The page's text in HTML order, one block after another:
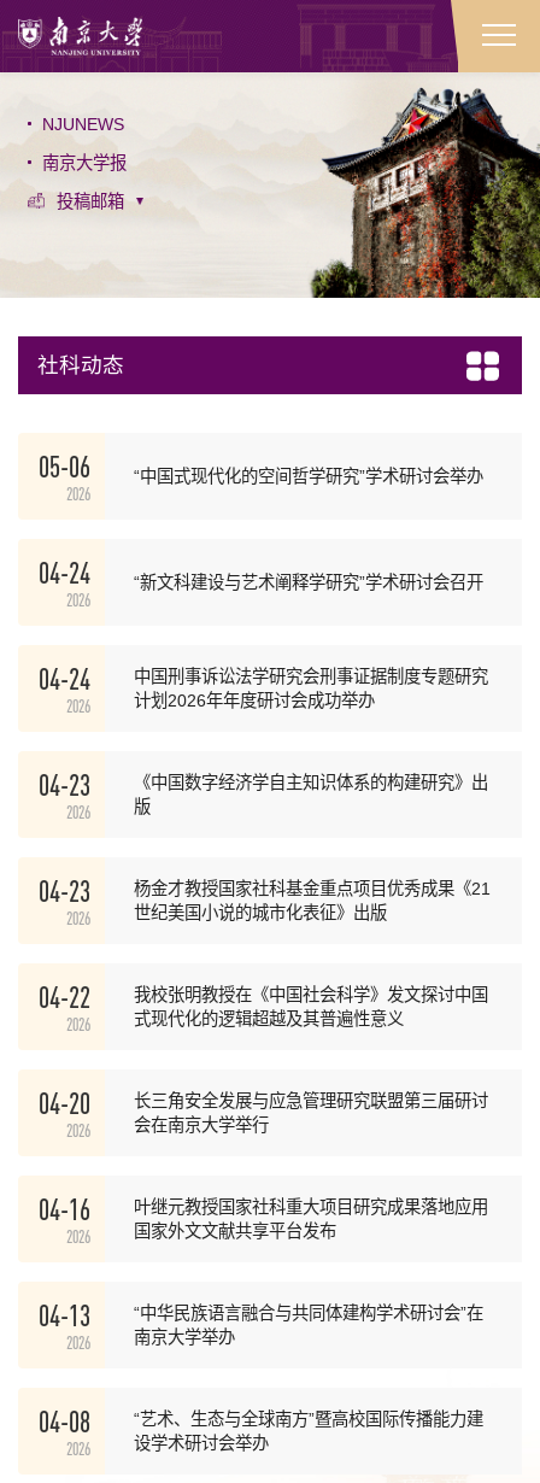
NJUNEWS
南京大学报
投稿邮箱
社科动态
05-06
2026
“中国式现代化的空间哲学研究”学术研讨会举办
04-24
2026
“新文科建设与艺术阐释学研究”学术研讨会召开
04-24
2026
中国刑事诉讼法学研究会刑事证据制度专题研究
计划2026年年度研讨会成功举办
04-23
2026
《中国数字经济学自主知识体系的构建研究》出
版
04-23
2026
杨金才教授国家社科基金重点项目优秀成果《21
世纪美国小说的城市化表征》出版
04-22
2026
我校张明教授在《中国社会科学》发文探讨中国
式现代化的逻辑超越及其普遍性意义
04-20
2026
长三角安全发展与应急管理研究联盟第三届研讨
会在南京大学举行
04-16
2026
叶继元教授国家社科重大项目研究成果落地应用
国家外文文献共享平台发布
04-13
2026
“中华民族语言融合与共同体建构学术研讨会”在
南京大学举办
04-08
2026
“艺术、生态与全球南方”暨高校国际传播能力建
设学术研讨会举办